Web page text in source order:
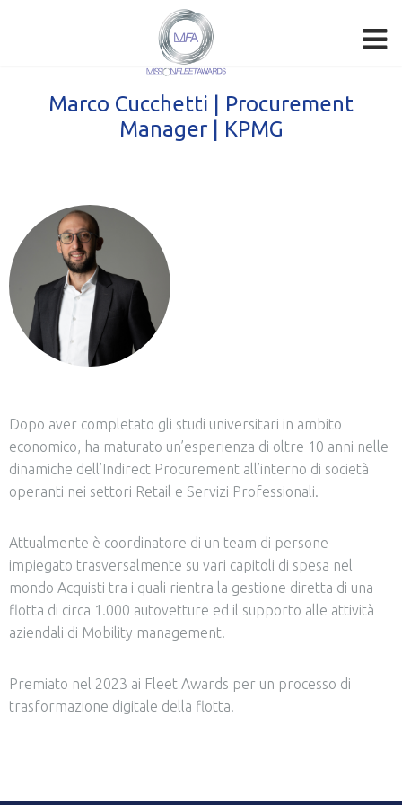
Marco Cucchetti | Procurement
Manager | KPMG
Dopo aver completato gli studi universitari in ambito
economico, ha maturato un’esperienza di oltre 10 anni nelle
dinamiche dell’Indirect Procurement all’interno di società
operanti nei settori Retail e Servizi Professionali.
Attualmente è coordinatore di un team di persone
impiegato trasversalmente su vari capitoli di spesa nel
mondo Acquisti tra i quali rientra la gestione diretta di una
flotta di circa 1.000 autovetture ed il supporto alle attività
aziendali di Mobility management.
Premiato nel 2023 ai Fleet Awards per un processo di
trasformazione digitale della flotta.